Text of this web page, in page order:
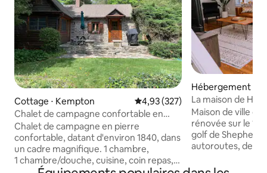
Cottage ⋅ Kempton Évaluation moyenne sur la
4,93 (327)
Chalet de campagne confortable en
pierre dans un cadre magnifique
Chalet de campagne en pierre
confortable, datant d'environ 1840, dans
un cadre magnifique. 1 chambre,
1 chambre/douche, cuisine, coin repas,
Hébergement ⋅
La maison de
Wescosville
Maison de ville
rénovée sur le
golf de Shepherd Hills. Très
autoroutes, de
universités